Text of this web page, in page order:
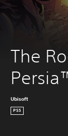
The
Ubisoft
PS5